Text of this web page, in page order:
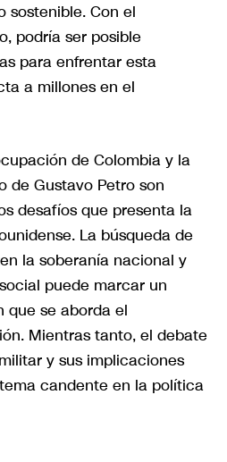
sostenible. Con el
podría ser posible
para enfrentar esta
a millones en el
de Colombia y la
de Gustavo Petro son
desafíos que presenta la
La búsqueda de
la soberanía nacional y
puede marcar un
que se aborda el
Mientras tanto, el debate
y sus implicaciones
candente en la política